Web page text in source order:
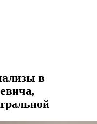
в